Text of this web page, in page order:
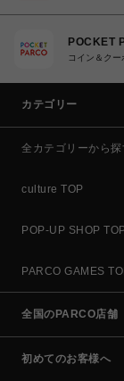
POCKET
コイン＆ク
カテゴリー
全カテゴリーから探
culture TOP
POP-UP SHOP
PARCO GAMES
全国のPARCO店舗
初めてのお客様へ